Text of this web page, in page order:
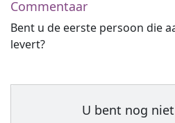
Commentaar
Bent u de eerste persoon die
levert?
U bent nog